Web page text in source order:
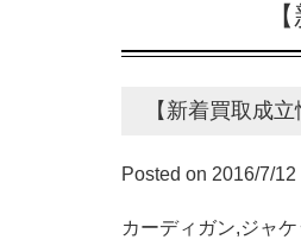
【新着買取成
Posted on 2016/7/12
カーディガン,ジャ